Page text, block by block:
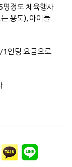
정도 체육행사
용도), 아이들
인당 요금으로